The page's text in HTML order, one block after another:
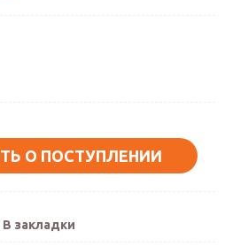
О ПОСТУПЛЕНИИ
В закладки